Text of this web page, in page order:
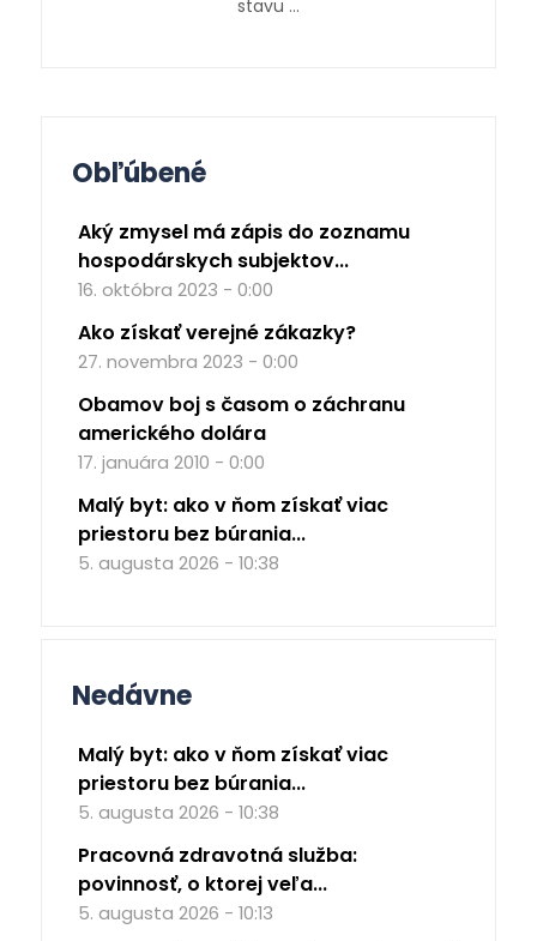
stavu …
Obľúbené
Aký zmysel má zápis do zoznamu
hospodárskych subjektov...
16. októbra 2023 - 0:00
Ako získať verejné zákazky?
27. novembra 2023 - 0:00
Obamov boj s časom o záchranu
amerického dolára
17. januára 2010 - 0:00
Malý byt: ako v ňom získať viac
priestoru bez búrania...
5. augusta 2026 - 10:38
Nedávne
Malý byt: ako v ňom získať viac
priestoru bez búrania...
5. augusta 2026 - 10:38
Pracovná zdravotná služba:
povinnosť, o ktorej veľa...
5. augusta 2026 - 10:13